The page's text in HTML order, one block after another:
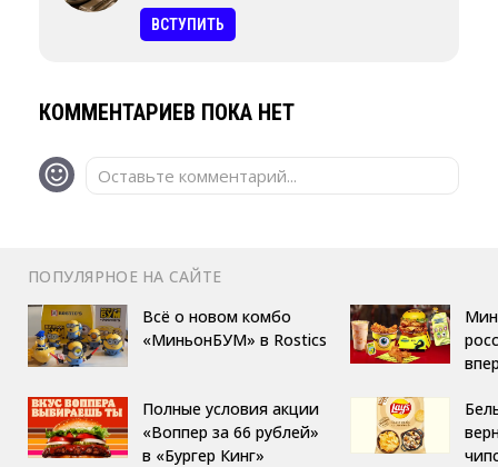
ВСТУПИТЬ
КОММЕНТАРИЕВ ПОКА НЕТ
Оставьте комментарий...
ПОПУЛЯРНОЕ НА САЙТЕ
Всё о новом комбо
«МиньонБУМ» в Rostics
Полные условия акции
«Воппер за 66 рублей»
в «Бургер Кинг»